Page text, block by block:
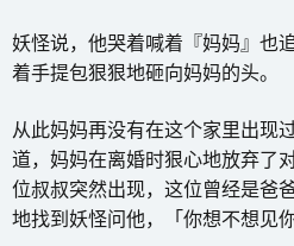
妖怪说，他哭着喊着『妈妈』也
着手提包狠狠地砸向妈妈的头。
从此妈妈再没有在这个家里出现
道，妈妈在离婚时狠心地放弃了
位叔叔突然出现，这位曾经是爸
地找到妖怪问他，「你想不想见